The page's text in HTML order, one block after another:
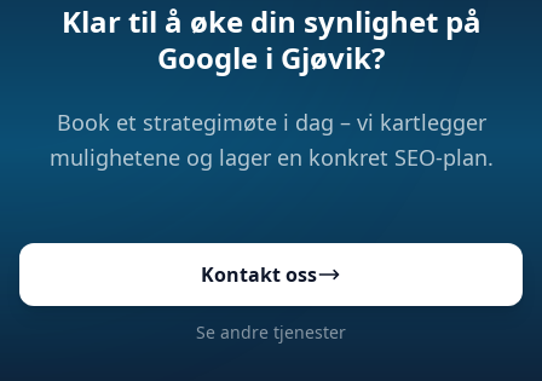
Klar til å øke din synlighet på
Google i Gjøvik?
Book et strategimøte i dag – vi kartlegger
mulighetene og lager en konkret SEO-plan.
Kontakt oss
Se andre tjenester